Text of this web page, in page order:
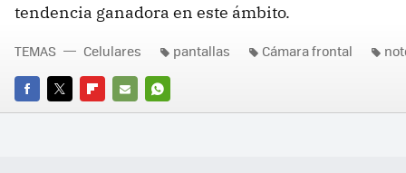
tendencia ganadora en este ámbito.
FACEBOOK
TWITTERFLIPBOARD
E-
WHATSAPP
TEMAS Celulares pantallas Cámara frontal